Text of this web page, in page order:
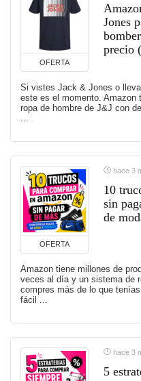
OFERTA
Jones
precio
Si vistes Jack & Jones o
este es el momento. Amazon
ropa de hombre de J&J con
OFERTA
hace 3
10
sin
de
Amazon tiene millones de
veces al día y un sistema de
compres más de lo que
fácil ...
hace 3
5